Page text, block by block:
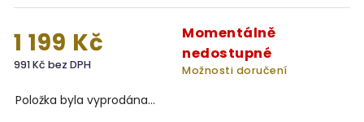
1 199 Kč
991 Kč bez DPH
Momentálně
nedostupné
Možnosti doručení
Položka byla vyprodána…